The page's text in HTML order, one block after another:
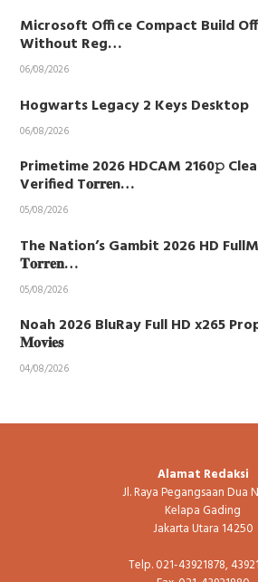
Microsoft Office Compact Build
Without Reg…
06/08/2026
Hogwarts Legacy 2 Keys Desktop
06/08/2026
Primetime 2026 HDCAM 2160𝚙
Verified T𝐨𝐫𝐫𝐞n…
05/08/2026
The Nation’s Gambit 2026 HD
𝐓𝐨𝐫𝐫𝐞𝐧…
05/08/2026
Noah 2026 BluRay Full HD x265
𝐌𝐨𝐯𝐢𝐞𝐬
04/08/2026
Alamat Redaksi
Jl. Raya Pegangsaan Dua
Kelapa Gading
Jakarta Utara 14250
Telp. 021-43921878,